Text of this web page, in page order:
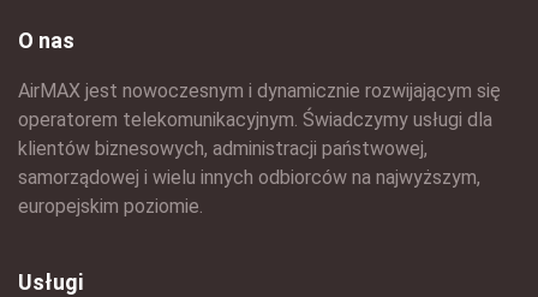
O nas
AirMAX jest nowoczesnym i dynamicznie rozwijającym się
operatorem telekomunikacyjnym. Świadczymy usługi dla
klientów biznesowych, administracji państwowej,
samorządowej i wielu innych odbiorców na najwyższym,
europejskim poziomie.
Usługi